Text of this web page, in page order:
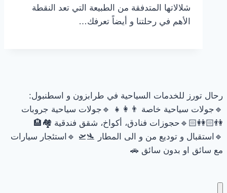
شلالاتها المتدفقة من الطبيعة التي تعد النقطة
الأهم في رحلتنا و أيضاً تعرفك…
رحال تورز للخدمات السياحية في طرابزون و اسطنبول:
🔹جولات سياحية خاصة 👨‍👩‍👧 🔹جولات سياحية جروبات
👫🏻👭🏻🔹حجوزات فنادق، أكواخ، شقق فندقية 🏘🏨
🔹استقبال و توديع من و الى المطار 🛬🛫 🔹استئجار سيارات
مع سائق او بدون سائق 🚗